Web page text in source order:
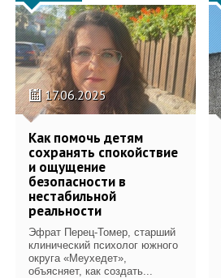
17.06.2025
Как помочь детям
сохранять спокойствие
и ощущение
безопасности в
нестабильной
реальности
Эфрат Перец-Томер, старший
клинический психолог южного
округа «Меухедет»,
объясняет, как создать...